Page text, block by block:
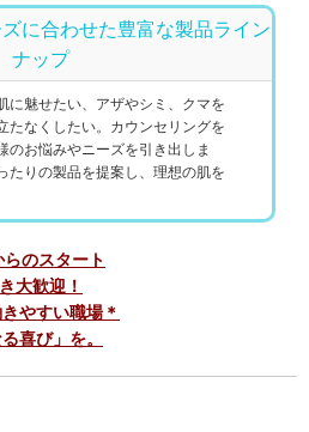
に合わせた豊富な製品ライン
ナップ
に魅せたい、アザやシミ、クマを
たなくしたい。カウンセリングを
のお悩みやニーズを引き出しま
たりの製品を提案し、理想の肌を
のスタート
大歓迎！
やすい職場＊
喜び」を。